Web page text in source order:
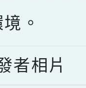
。
者相片